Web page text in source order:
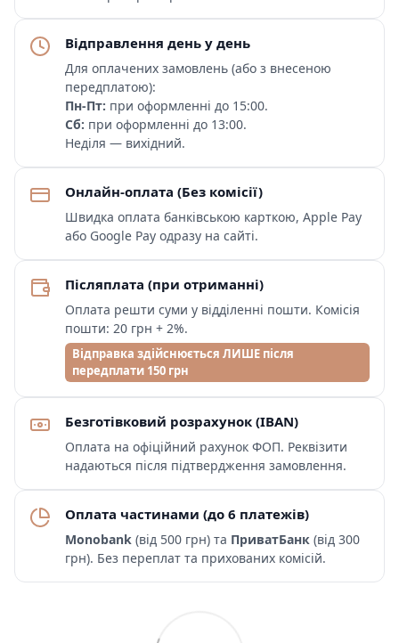
Відправлення день у день
Для оплачених замовлень (або з внесеною
передплатою):
Пн-Пт: при оформленні до 15:00.
Сб: при оформленні до 13:00.
Неділя — вихідний.
Онлайн-оплата (Без комісії)
Швидка оплата банківською карткою, Apple Pay
або Google Pay одразу на сайті.
Післяплата (при отриманні)
Оплата решти суми у відділенні пошти. Комісія
пошти: 20 грн + 2%.
Відправка здійснюється ЛИШЕ після
передплати 150 грн
Безготівковий розрахунок (IBAN)
Оплата на офіційний рахунок ФОП. Реквізити
надаються після підтвердження замовлення.
Оплата частинами (до 6 платежів)
Monobank (від 500 грн) та ПриватБанк (від 300
грн). Без переплат та прихованих комісій.